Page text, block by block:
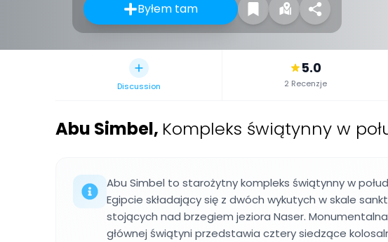
Byłem tam
Discussion
5.0
2 Recenzje
Abu Simbel, Kompleks świątynny w
Abu Simbel to starożytny kompleks świątynny w
Egipcie składający się z dwóch wykutych w skale
stojących nad brzegiem jeziora Naser.
głównej świątyni przedstawia cztery siedzące